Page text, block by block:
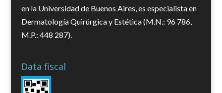
en la Universidad de Buenos Aires, es especialista en
Dermatología Quirúrgica y Estética (M.N.: 96 786,
M.P.: 448 287).
Data fiscal